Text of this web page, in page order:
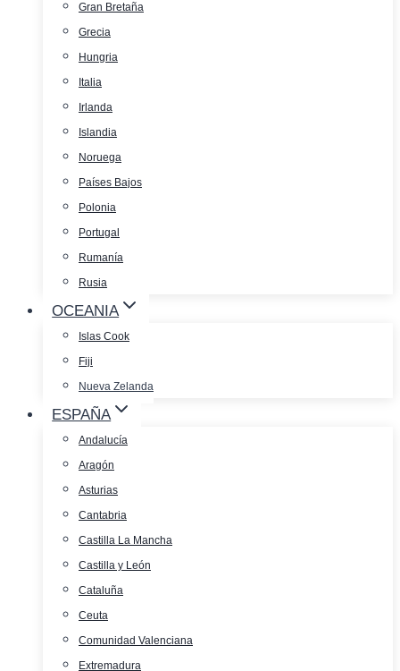
Gran Bretaña
Grecia
Hungria
Italia
Irlanda
Islandia
Noruega
Países Bajos
Polonia
Portugal
Rumanía
Rusia
OCEANIA
Islas Cook
Fiji
Nueva Zelanda
ESPAÑA
Andalucía
Aragón
Asturias
Cantabria
Castilla La Mancha
Castilla y León
Cataluña
Ceuta
Comunidad Valenciana
Extremadura